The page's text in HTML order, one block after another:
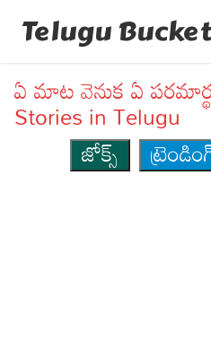
Telugu
ఏ మాట వెనుక ఏ
Stories in Telugu
జోక్స్